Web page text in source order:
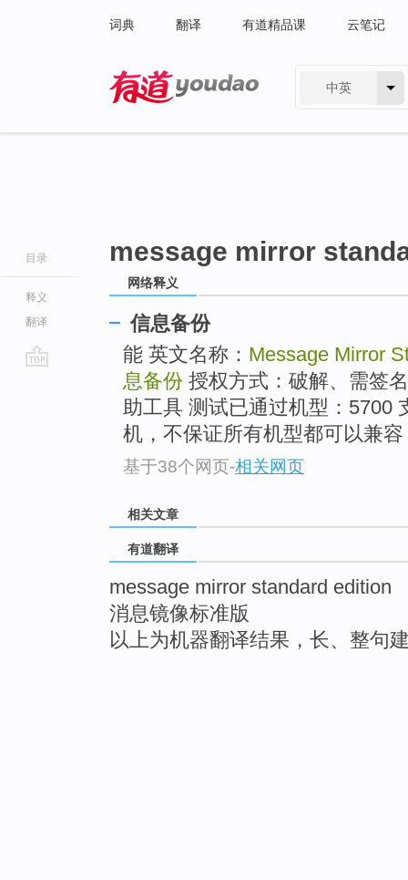
词典 翻译 有道精品课 云笔记
中英
目录
释义
翻译
message mirror
网络释义
信息备份
能 英文名称： Message Mirror
息备份 授权方式：破解、需签
助工具 测试已通过机型：5700
机，不保证所有机型都可以兼容
基于38个网页-相关网页
相关文章
有道翻译
message mirror standard edition
消息镜像标准版
以上为机器翻译结果，长、整句